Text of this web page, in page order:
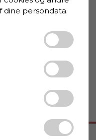
9 km
0,5 km
0,5 km
persondata.